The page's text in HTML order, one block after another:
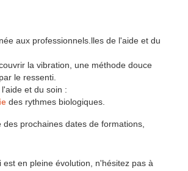
aux professionnels.lles de l'aide et du
la vibration, une méthode douce
le ressenti.
l'aide et du soin :
des rythmes biologiques.
prochaines dates de formations,
en pleine évolution, n'hésitez pas à